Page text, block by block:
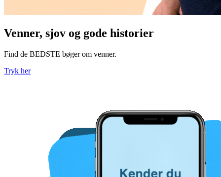
Venner, sjov og gode historier
Find de BEDSTE bøger om venner.
Tryk her